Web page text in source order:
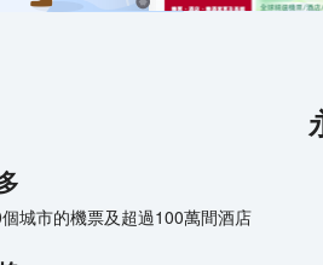
城市的機票及超過100萬間酒店